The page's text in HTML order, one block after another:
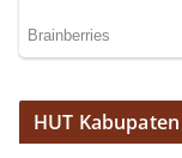
wujud
warga
bendera
HUT